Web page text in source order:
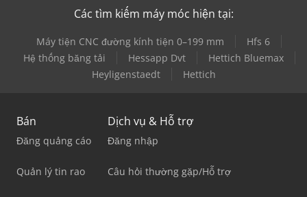
Các tìm kiếm máy móc hiện tại:
Máy tiện CNC đường kính tiện 0–199 mm
Hfs 6
Hệ thống băng tải
Hessapp Dvt
Hettich Bluemax
Heyligenstaedt
Hettich
Bán
Đăng quảng cáo
Quản lý tin rao
Dịch vụ & Hỗ trợ
Đăng nhập
Câu hỏi thường gặp/Hỗ trợ